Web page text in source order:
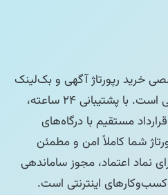
خرید رپورتاژ آگهی و بک‌لینک
از معتبرترین سایت‌های ایرانی است. با پشتیبانی ۲۴ ساعته،
مستقیم با درگاه‌های
شما کاملاً امن و مطمئن
نماد اعتماد، مجوز ساماندهی
اینترنتی است.